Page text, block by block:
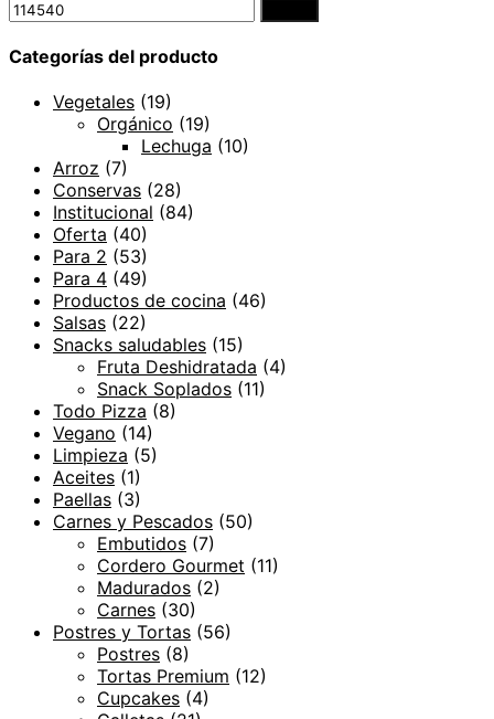
Categorías del producto
Vegetales (19)
Orgánico (19)
Lechuga (10)
Arroz (7)
Conservas (28)
Institucional (84)
Oferta (40)
Para 2 (53)
Para 4 (49)
Productos de cocina (46)
Salsas (22)
Snacks saludables (15)
Fruta Deshidratada (4)
Snack Soplados (11)
Todo Pizza (8)
Vegano (14)
Limpieza (5)
Aceites (1)
Paellas (3)
Carnes y Pescados (50)
Embutidos (7)
Cordero Gourmet (11)
Madurados (2)
Carnes (30)
Postres y Tortas (56)
Postres (8)
Tortas Premium (12)
Cupcakes (4)